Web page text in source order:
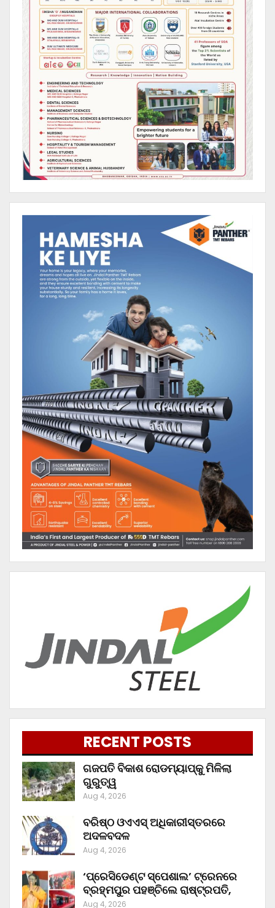
RECENT POSTS
ଗଜପତି ବିକାଶ ରୋଡମ୍ୟାପ୍‌କୁ ମିଳିଲା
ଗୁରୁତ୍ୱ
Aug 4, 2026
ବରିଷ୍ଠ ଓଏଏସ୍‌ ଅଧିକାରୀସ୍ତରରେ
ଅଦଳବଦଳ
Aug 4, 2026
‘ପ୍ରେସିଡେଣ୍ଟ ସ୍ପେଶାଲ’ ଟ୍ରେନରେ
ବ୍ରହ୍ମପୁର ପହଞ୍ଚିଲେ ରାଷ୍ଟ୍ରପତି,
Aug 4, 2026